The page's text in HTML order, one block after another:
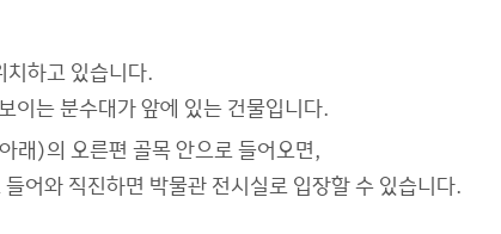
치하고 있습니다.
이는 분수대가 앞에 있는 건물입니다.
래)의 오른편 골목 안으로 들어오면,
어와 직진하면 박물관 전시실로 입장할 수 있습니다.